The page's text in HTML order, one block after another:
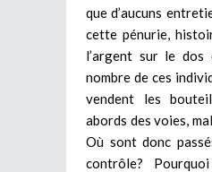
que d’aucuns
cette pénurie,
l’argent sur le dos
nombre de ces
vendent les
abords des voies,
Où sont donc
contrôle?